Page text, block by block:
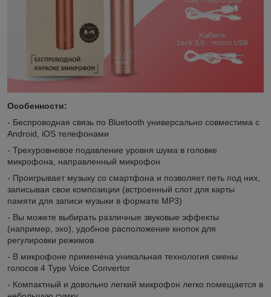
Особенности:
- Беспроводная связь по Bluetooth универсально совместима с
Android, iOS телефонами
- Трехуровневое подавление уровня шума в головке
микрофона, направленный микрофон
- Проигрывает музыку со смартфона и позволяет петь под них,
записывая свои композиции (встроенный слот для карты
памяти для записи музыки в формате MP3)
- Вы можете выбирать различные звуковые эффекты
(например, эхо), удобное расположение кнопок для
регулировки режимов
- В микрофоне применена уникальная технология смены
голосов 4 Type Voice Convertor
- Компактный и довольно легкий микрофон легко помещается в